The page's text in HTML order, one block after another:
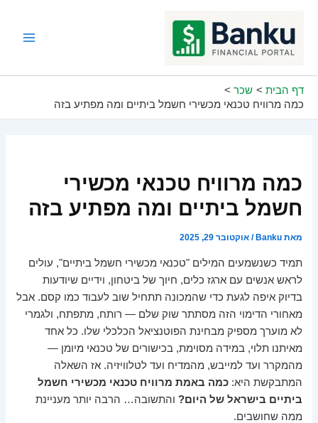
דף הבית
שכר
כמה מרוויח טכנאי מכשירי חשמל ביתיים ומה מפתיע בזה
כמה מרוויח טכנאי מכשירי
חשמל ביתיים ומה מפתיע בזה
מאתBanku
/אוקטובר 29, 2025
תמיד כשנשמעים המילים "טכנאי מכשירי חשמל ביתיים", עולים
לראש אנשים עם ארגז כלים, חיוך של ביטחון, וידיים שיודעות
בדיוק איפה לגעת כדי שהמכונה תתחיל שוב לעבוד כמו קסם. אבל
מאחורי הדימוי הזה מסתתר שוק שלם — רותח, מתפתח, ולגמרי
לא מוערך מספיק מבחינת הפוטנציאל הכלכלי שלו. כל אחד
מאיתנו תלוי, במידה מסוימת, בכישורים של טכנאי מיומן —
מהמקרר ועד למייבש, מהמדיח ועד לטלוויזיה. אז השאלה
המתבקשת היא:כמה באמת מרוויח טכנאי מכשירי חשמל
ביתיים בישראל של היום? והתשובה… הרבה יותר מעניינת
ממה שחושבים.